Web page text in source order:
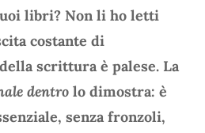
libri? Non li ho letti
costante di
scrittura è palese. La
dentro lo dimostra: è
senza fronzoli,